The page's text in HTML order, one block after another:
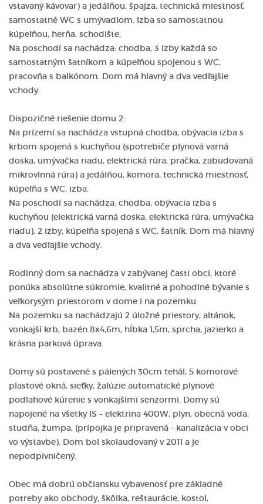
vstavaný kávovar) a jedálňou, špajza, technická miestnosť,
samostatné WC s umývadlom. Izba so samostatnou
kúpeľňou, herňa, schodište,
Na poschodí sa nachádza: chodba, 3 izby každá so
samostatným šatníkom a kúpeľňou spojenou s WC,
pracovňa s balkónom. Dom má hlavný a dva vedľajšie
vchody.
Dispozičné riešenie domu 2:
Na prízemí sa nachádza vstupná chodba, obývacia izba s
krbom spojená s kuchyňou (spotrebiče plynová varná
doska, umývačka riadu, elektrická rúra, pračka, zabudovaná
mikrovlnná rúra) a jedálňou, komora, technická miestnosť,
kúpeľňa s WC, izba.
Na poschodí sa nachádza: chodba, obývacia izba s
kuchyňou (elektrická varná doska, elektrická rúra, umývačka
riadu), 2 izby, kúpeľňa spojená s WC, šatník. Dom má hlavný
a dva vedľajšie vchody.
Rodinný dom sa nachádza v zabývanej časti obci, ktoré
ponúka absolútne súkromie, kvalitné a pohodlné bývanie s
veľkorysým priestorom v dome i na pozemku.
Na pozemku sa nachádzajú 2 úložné priestory, altánok,
vonkajší krb, bazén 8x4,6m, hĺbka 1,5m, sprcha, jazierko a
krásna parková úprava.
Domy sú postavené s pálených 30cm tehál, 5 komorové
plastové okná, sieťky, žalúzie automatické plynové
podlahové kúrenie s vonkajšími senzormi. Domy sú
napojené na všetky IS – elektrina 400W, plyn, obecná voda,
studňa, žumpa, (prípojka je pripravená - kanalizácia v obci
vo výstavbe). Dom bol skolaudovaný v 2011 a je
nepodpivničený.
Obec má dobrú občiansku vybavenosť pre základné
potreby ako obchody, škôlka, reštaurácie, kostol,